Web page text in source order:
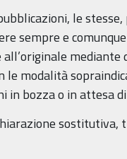
le
sempre e
le modalità
in bozza o in attesa